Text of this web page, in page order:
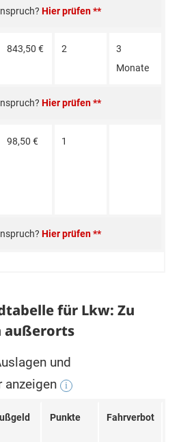
Hier prüfen **
843,50 € 2
3
Monate
Hier prüfen **
98,50 € 1
Hier prüfen **
für Lkw: Zu
außerorts
und
anzeigen
i
Punkte Fahrverbot